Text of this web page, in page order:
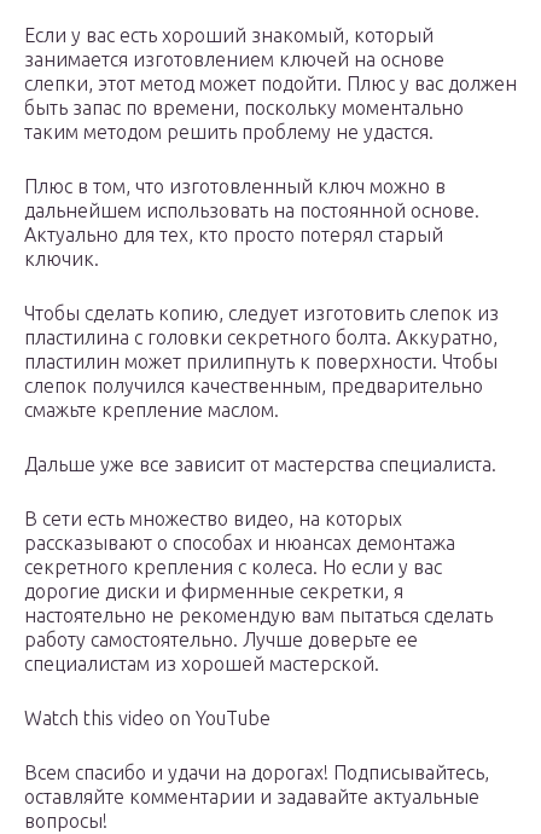
Если у вас есть хороший знакомый, который
занимается изготовлением ключей на основе
слепки, этот метод может подойти. Плюс у вас должен
быть запас по времени, поскольку моментально
таким методом решить проблему не удастся.
Плюс в том, что изготовленный ключ можно в
дальнейшем использовать на постоянной основе.
Актуально для тех, кто просто потерял старый
ключик.
Чтобы сделать копию, следует изготовить слепок из
пластилина с головки секретного болта. Аккуратно,
пластилин может прилипнуть к поверхности. Чтобы
слепок получился качественным, предварительно
смажьте крепление маслом.
Дальше уже все зависит от мастерства специалиста.
В сети есть множество видео, на которых
рассказывают о способах и нюансах демонтажа
секретного крепления с колеса. Но если у вас
дорогие диски и фирменные секретки, я
настоятельно не рекомендую вам пытаться сделать
работу самостоятельно. Лучше доверьте ее
специалистам из хорошей мастерской.
Watch this video on YouTube
Всем спасибо и удачи на дорогах! Подписывайтесь,
оставляйте комментарии и задавайте актуальные
вопросы!